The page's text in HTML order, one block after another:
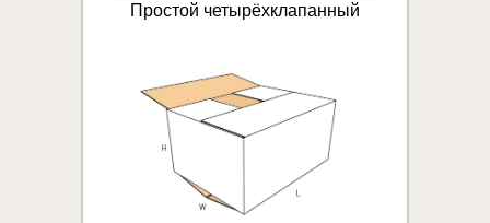
Простой четырёхклапанный